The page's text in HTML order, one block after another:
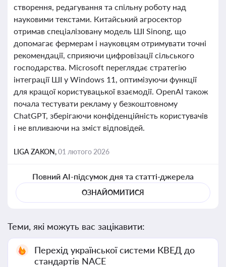
створення, редагування та спільну роботу над
науковими текстами. Китайський агросектор
отримав спеціалізовану модель ШІ Sinong, що
допомагає фермерам і науковцям отримувати точні
рекомендації, сприяючи цифровізації сільського
господарства. Microsoft переглядає стратегію
інтеграції ШІ у Windows 11, оптимізуючи функції
для кращої користувацької взаємодії. OpenAI також
почала тестувати рекламу у безкоштовному
ChatGPT, зберігаючи конфіденційність користувачів
і не впливаючи на зміст відповідей.
LIGA ZAKON,01 лютого 2026
Повний AI-підсумок дня та статті-джерела
ОЗНАЙОМИТИСЯ
Теми, які можуть вас зацікавити:
Перехід української системи КВЕД до
стандартів NACE